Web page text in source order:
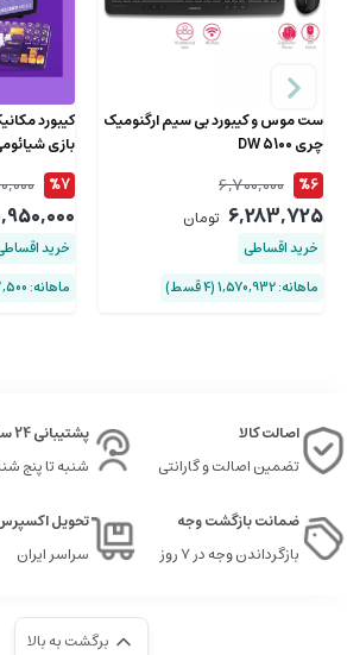
ست موس و کیبورد بی سیم ارگنومیک
چری DW 5100
%6
6,700,000
6,283,725 تومان
خرید اقساطی
ماهانه: 1,570,932 (۴ قسط)
کیبورد
8.2Cherry
%7
خرید
ماهانه: 10,237,500 (۴ قسط)
اصالت کالا
تضمین اصالت و گارانتی
پشتیبانی 24 ساعته
شنبه تا پنج
ضمانت بازگشت وجه
بازگرداندن وجه در ۷ روز
تحویل
سراسر ایران
برگشت به بالا